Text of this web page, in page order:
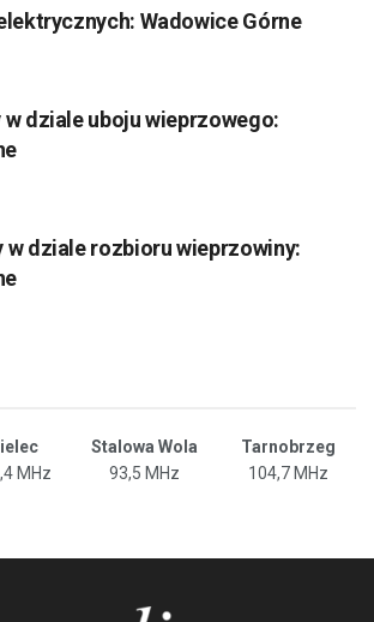
Wadowice Górne
dziale uboju wieprzowego:
w dziale rozbioru wieprzowiny:
Stalowa Wola
Tarnobrzeg
MHz 93,5 MHz 104,7 MHz